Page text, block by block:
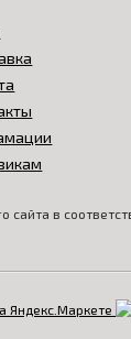
в